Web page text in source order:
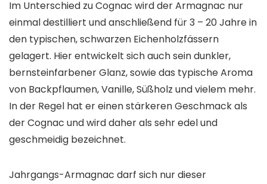
Im Unterschied zu Cognac wird der Armagnac nur
einmal destilliert und anschließend für 3 – 20 Jahre in
den typischen, schwarzen Eichenholzfässern
gelagert. Hier entwickelt sich auch sein dunkler,
bernsteinfarbener Glanz, sowie das typische Aroma
von Backpflaumen, Vanille, Süßholz und vielem mehr.
In der Regel hat er einen stärkeren Geschmack als
der Cognac und wird daher als sehr edel und
geschmeidig bezeichnet.
Jahrgangs-Armagnac darf sich nur dieser